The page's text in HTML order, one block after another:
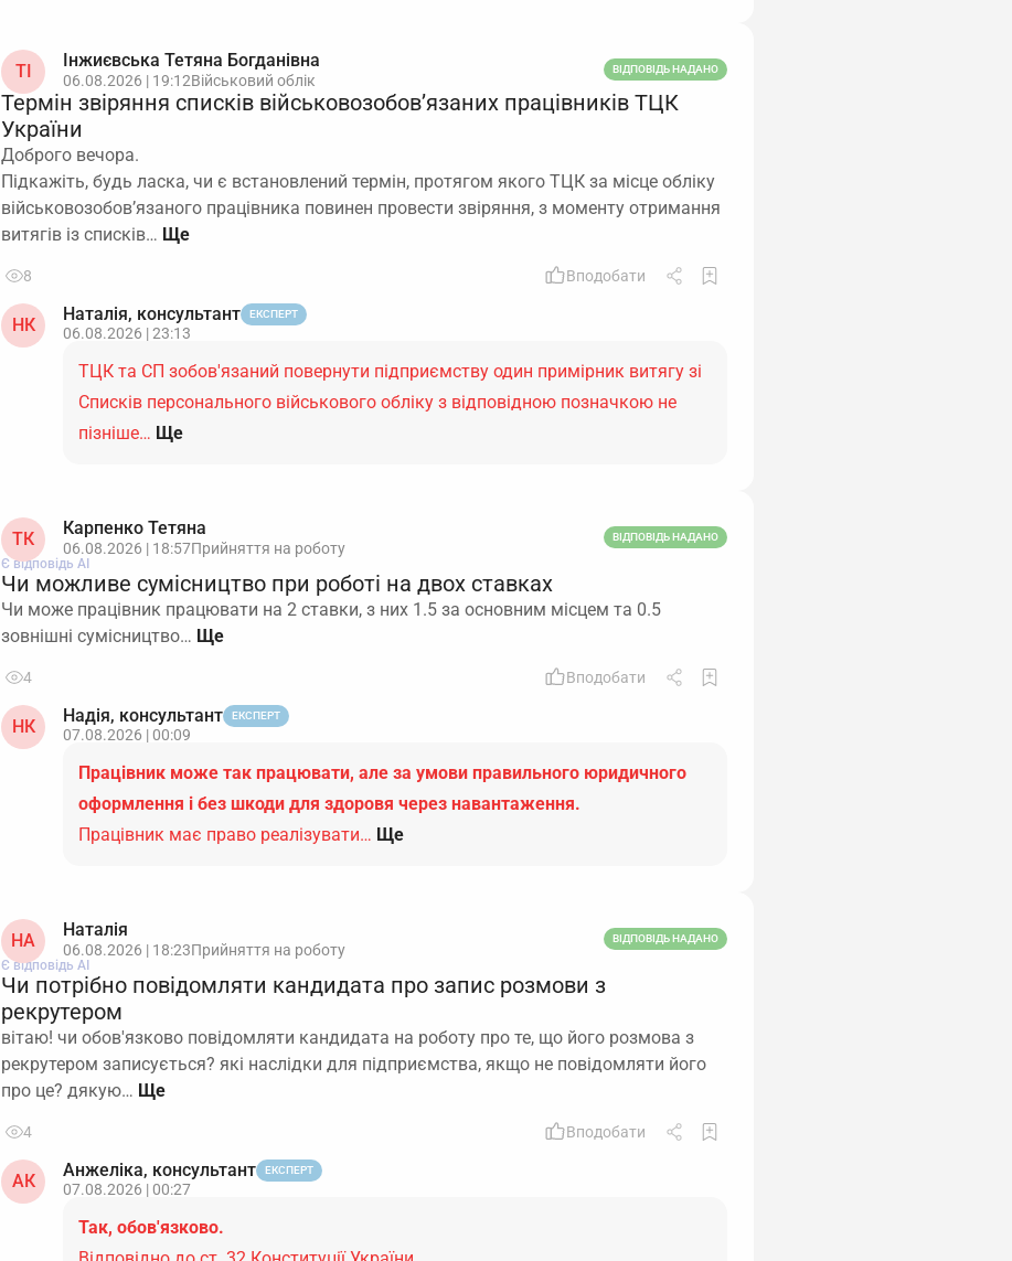
ТІ
Інжиєвська Тетяна Богданівна
06.08.2026 | 19:12Військовий облік
ВІДПОВІДЬ НАДАНО
Термін звіряння списків військовозобов’язаних працівників ТЦК
України
Доброго вечора.
Підкажіть, будь ласка, чи є встановлений термін, протягом якого ТЦК за місце обліку
військовозобов’язаного працівника повинен провести звіряння, з моменту отримання
витягів із списків…
8 Вподобати
НК
Наталія, консультант ЕКСПЕРТ
06.08.2026 | 23:13
ТЦК та СП зобов'язаний повернути підприємству один примірник витягу зі
Списків персонального військового обліку з відповідною позначкою не
пізніше… Ще
ТК
Карпенко Тетяна
06.08.2026 | 18:57Прийняття на роботу
ВІДПОВІДЬ НАДАНО
Є відповідь АІ
Чи можливе сумісництво при роботі на двох ставках
Чи може працівник працювати на 2 ставки, з них 1.5 за основним місцем та 0.5
зовнішні сумісництво…
4 Вподобати
НК
Надія, консультант ЕКСПЕРТ
07.08.2026 | 00:09
Працівник може так працювати, але за умови правильного юридичного
оформлення і без шкоди для здоровя через навантаження.
Працівник має право реалізувати… Ще
НА
Наталія
06.08.2026 | 18:23Прийняття на роботу
ВІДПОВІДЬ НАДАНО
Є відповідь АІ
Чи потрібно повідомляти кандидата про запис розмови з
рекрутером
вітаю! чи обов'язково повідомляти кандидата на роботу про те, що його розмова з
рекрутером записується? які наслідки для підприємства, якщо не повідомляти його
про це? дякую…
4 Вподобати
АК
Анжеліка, консультант ЕКСПЕРТ
07.08.2026 | 00:27
Так, обов'язково.